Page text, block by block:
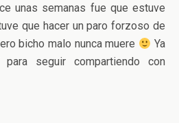
unas semanas fue que estuve
que hacer un paro forzoso de
bicho malo nunca muere
Ya
seguir compartiendo con